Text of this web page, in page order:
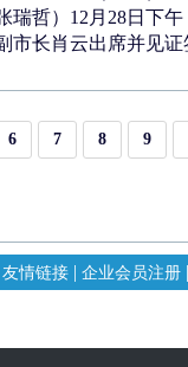
瑞哲）12月28日下
市长肖云出席并见
6 7 8 9
友情链接 | 企业会员注册